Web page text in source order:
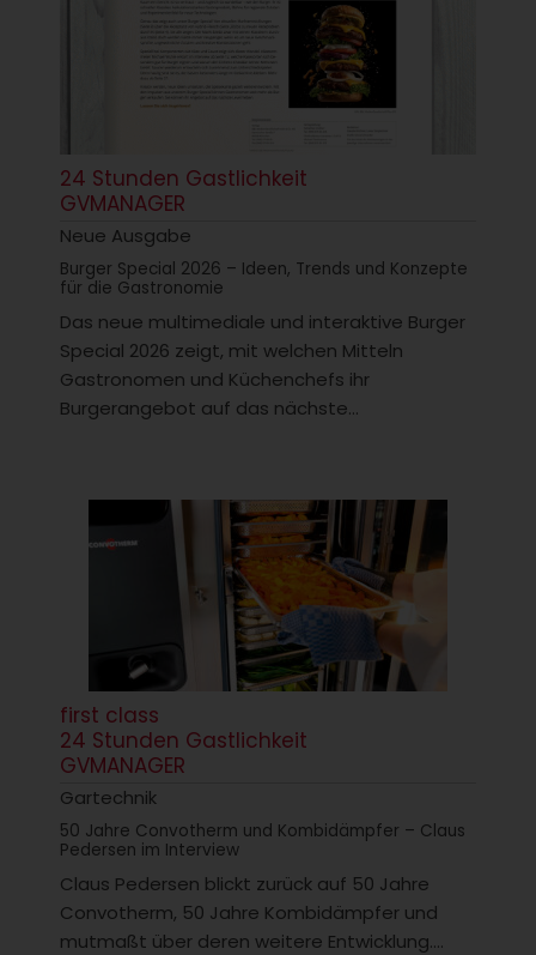
24 Stunden Gastlichkeit
GVMANAGER
Neue Ausgabe
Burger Special 2026 – Ideen, Trends und Konzepte
für die Gastronomie
Das neue multimediale und interaktive Burger
Special 2026 zeigt, mit welchen Mitteln
Gastronomen und Küchenchefs ihr
Burgerangebot auf das nächste...
first class
24 Stunden Gastlichkeit
GVMANAGER
Gartechnik
50 Jahre Convotherm und Kombidämpfer – Claus
Pedersen im Interview
Claus Pedersen blickt zurück auf 50 Jahre
Convotherm, 50 Jahre Kombidämpfer und
mutmaßt über deren weitere Entwicklung....